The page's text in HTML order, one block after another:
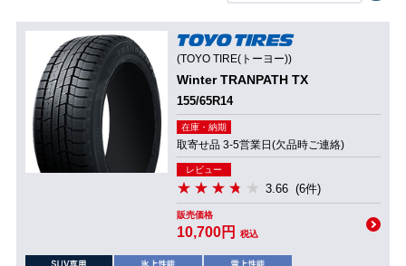
(TOYO TIRE(トーヨー))
Winter TRANPATH TX
155/65R14
在庫・納期
取寄せ品 3-5営業日(欠品時ご連絡)
レビュー
3.66 (6件)
販売価格
10,700円 税込